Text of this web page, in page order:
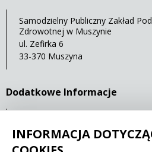
Samodzielny Publiczny Zakład
Zdrowotnej w Muszynie
ul. Zefirka 6
33-370 Muszyna
Dodatkowe Informacje
Statystyki oglądalności
INFORMACJA